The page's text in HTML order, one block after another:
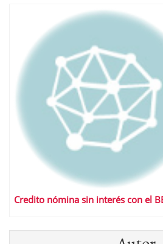
Credito nómina sin interés con el